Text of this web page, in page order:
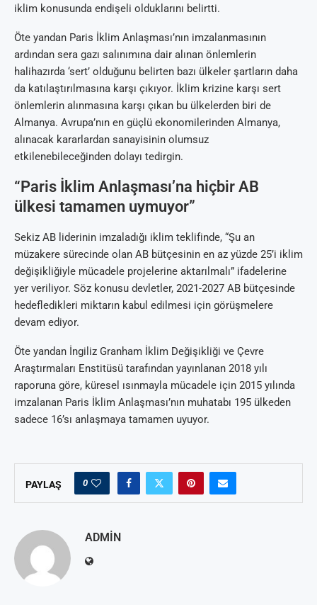
iklim konusunda endişeli olduklarını belirtti.
Öte yandan Paris İklim Anlaşması’nın imzalanmasının
ardından sera gazı salınımına dair alınan önlemlerin
halihazırda ‘sert’ olduğunu belirten bazı ülkeler şartların daha
da katılaştırılmasına karşı çıkıyor. İklim krizine karşı sert
önlemlerin alınmasına karşı çıkan bu ülkelerden biri de
Almanya. Avrupa’nın en güçlü ekonomilerinden Almanya,
alınacak kararlardan sanayisinin olumsuz
etkilenebileceğinden dolayı tedirgin.
“Paris İklim Anlaşması’na hiçbir AB
ülkesi tamamen uymuyor”
Sekiz AB liderinin imzaladığı iklim teklifinde, “Şu an
müzakere sürecinde olan AB bütçesinin en az yüzde 25’i iklim
değişikliğiyle mücadele projelerine aktarılmalı” ifadelerine
yer veriliyor. Söz konusu devletler, 2021-2027 AB bütçesinde
hedefledikleri miktarın kabul edilmesi için görüşmelere
devam ediyor.
Öte yandan İngiliz Granham İklim Değişikliği ve Çevre
Araştırmaları Enstitüsü tarafından yayınlanan 2018 yılı
raporuna göre, küresel ısınmayla mücadele için 2015 yılında
imzalanan Paris İklim Anlaşması’nın muhatabı 195 ülkeden
sadece 16’sı anlaşmaya tamamen uyuyor.
PAYLAŞ 0
ADMIN